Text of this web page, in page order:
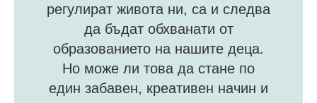
регулират живота ни, са и следва
да бъдат обхванати от
образованието на нашите деца.
Но може ли това да стане по
един забавен, креативен начин и